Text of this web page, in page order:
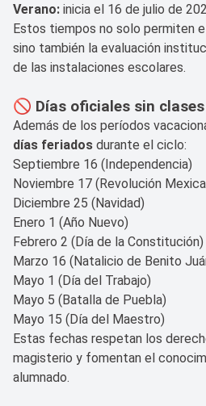
Verano: inicia el 16 de julio de
Estos tiempos no solo permiten
sino también la evaluación
de las instalaciones escolares.
🚫 Días oficiales sin clases
Además de los períodos
días feriados durante el ciclo:
Septiembre 16 (Independencia)
Noviembre 17 (Revolución
Diciembre 25 (Navidad)
Enero 1 (Año Nuevo)
Febrero 2 (Día de la Constitución)
Marzo 16 (Natalicio de Benito
Mayo 1 (Día del Trabajo)
Mayo 5 (Batalla de Puebla)
Mayo 15 (Día del Maestro)
Estas fechas respetan los
magisterio y fomentan el
alumnado.